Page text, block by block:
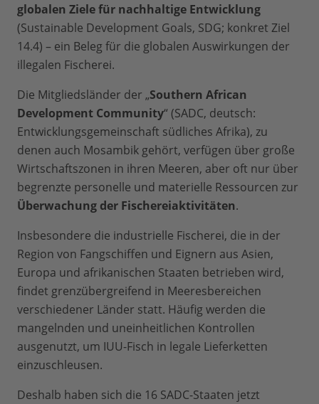
globalen Ziele für nachhaltige Entwicklung
(Sustainable Development Goals, SDG; konkret Ziel
14.4) – ein Beleg für die globalen Auswirkungen der
illegalen Fischerei.
Die Mitgliedsländer der „Southern African
Development Community“ (SADC, deutsch:
Entwicklungsgemeinschaft südliches Afrika), zu
denen auch Mosambik gehört, verfügen über große
Wirtschaftszonen in ihren Meeren, aber oft nur über
begrenzte personelle und materielle Ressourcen zur
Überwachung der Fischereiaktivitäten.
Insbesondere die industrielle Fischerei, die in der
Region von Fangschiffen und Eignern aus Asien,
Europa und afrikanischen Staaten betrieben wird,
findet grenzübergreifend in Meeresbereichen
verschiedener Länder statt. Häufig werden die
mangelnden und uneinheitlichen Kontrollen
ausgenutzt, um IUU-Fisch in legale Lieferketten
einzuschleusen.
Deshalb haben sich die 16 SADC-Staaten jetzt